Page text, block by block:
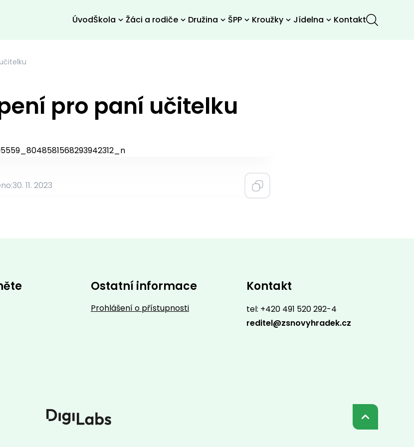
ÚvodŠkola Žáci a rodiče Družina ŠPP Kroužky Jídelna Kontakt
pro paní učitelku
30. 11. 2023
Ostatní informace
Prohlášení o přístupnosti
Kontakt
tel: +420 491 520 292-4
reditel@zsnovyhradek.cz